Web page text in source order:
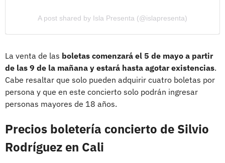
A post shared by Isla Presenta (@islapresenta)
La venta de las boletas comenzará el 5 de mayo a partir
de las 9 de la mañana y estará hasta agotar existencias.
Cabe resaltar que solo pueden adquirir cuatro boletas por
persona y que en este concierto solo podrán ingresar
personas mayores de 18 años.
Precios boletería concierto de Silvio
Rodríguez en Cali